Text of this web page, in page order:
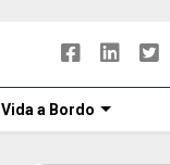
Vida a Bordo